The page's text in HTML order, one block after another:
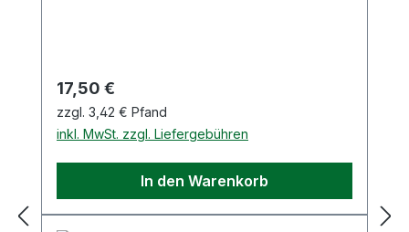
Regulärer Preis:
17,50 €
zzgl. 3,42 € Pfand
inkl. MwSt. zzgl. Liefergebühren
In den Warenkorb